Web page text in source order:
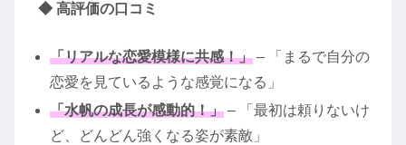
◆ 高評価の口コミ
「リアルな恋愛模様に共感！」 – 「まるで自分の
恋愛を見ているような感覚になる」
「水帆の成長が感動的！」 – 「最初は頼りないけ
ど、どんどん強くなる姿が素敵」